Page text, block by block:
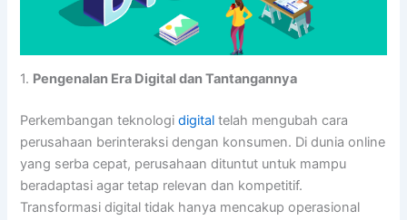
1. Pengenalan Era Digital dan Tantangannya
Perkembangan teknologidigital telah mengubah cara
perusahaan berinteraksi dengan konsumen. Di dunia online
yang serba cepat, perusahaan dituntut untuk mampu
beradaptasi agar tetap relevan dan kompetitif.
Transformasi digital tidak hanya mencakup operasional